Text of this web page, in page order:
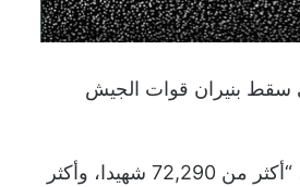
سقط بنيران قوات الجيش
وقد راح ضحية الحرب وفقا لبيانات وزارة الصحة الفلسطينية حتى أوائل أبريل 2026، “أكثر من 72,290 شهيدا، وأكثر